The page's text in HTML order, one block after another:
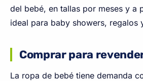
del bebé, en tallas por meses y a
ideal para baby showers, regalos
Comprar para
La ropa de bebé tiene demanda